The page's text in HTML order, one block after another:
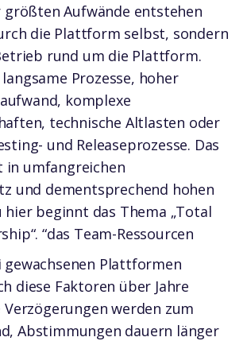
größten Aufwände entstehen
die Plattform selbst, sondern
rund um die Plattform.
Prozesse, hoher
komplexe
technische Altlasten oder
und Releaseprozesse. Das
in umfangreichen
und dementsprechend hohen
hier beginnt das Thema „Total
“das Team-Ressourcen
gewachsenen Plattformen
diese Faktoren über Jahre
Verzögerungen werden zum
Abstimmungen dauern länger